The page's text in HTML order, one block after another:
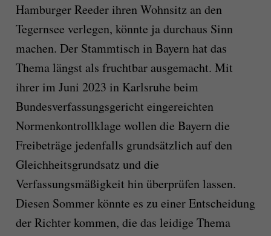
Hamburger Reeder ihren Wohnsitz an den
Tegernsee verlegen, könnte ja durchaus Sinn
machen. Der Stammtisch in Bayern hat das
Thema längst als fruchtbar ausgemacht. Mit
ihrer im Juni 2023 in Karlsruhe beim
Bundesverfassungsgericht eingereichten
Normenkontrollklage wollen die Bayern die
Freibeträge jedenfalls grundsätzlich auf den
Gleichheitsgrundsatz und die
Verfassungsmäßigkeit hin überprüfen lassen.
Diesen Sommer könnte es zu einer Entscheidung
der Richter kommen, die das leidige Thema